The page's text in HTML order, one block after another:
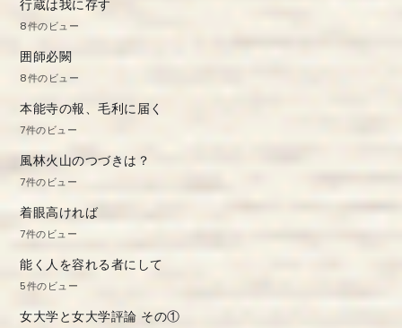
行蔵は我に存す
8件のビュー
囲師必闕
8件のビュー
本能寺の報、毛利に届く
7件のビュー
風林火山のつづきは？
7件のビュー
着眼高ければ
7件のビュー
能く人を容れる者にして
5件のビュー
女大学と女大学評論 その①